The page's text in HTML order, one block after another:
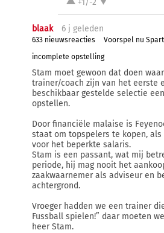
+1/-2
blaak 6 j geleden
633 nieuwsreacties
Voorspel nu
incomplete opstelling
Stam moet gewoon dat doen
trainer/coach zijn van het eerste
beschikbaar gestelde selectie
opstellen.
Door financiële malaise is
staat om topspelers te kopen,
voor het beperkte salaris.
Stam is een passant, wat mij
periode, hij mag nooit het
zaakwaarnemer als adviseur en
achtergrond.
Vroeger hadden we een trainer
Fussball spielen!” daar moeten
heer Stam.